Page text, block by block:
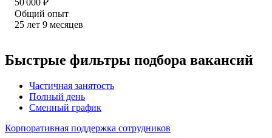
Общий опыт
25 лет 9 месяцев
Быстрые фильтры подбора вакансий
Частичная занятость
Полный день
Сменный график
Корпоративная поддержка сотрудников